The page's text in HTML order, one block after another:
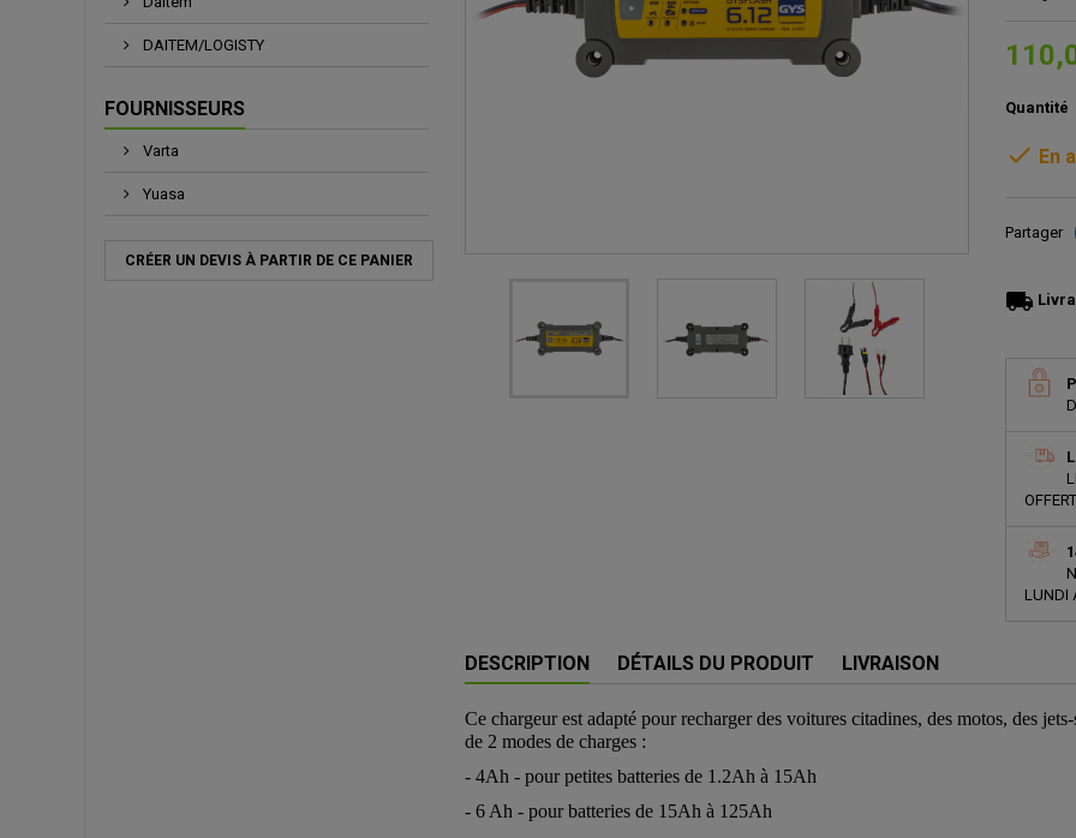
DAITEM/LOGISTY
FOURNISSEURS
Varta
Yuasa
CRÉER UN DEVIS À PARTIR DE CE PANIER
Quantité
 En
Partager
local_shipping
LUNDI
DESCRIPTION DÉTAILS DU PRODUIT LIVRAISON
Ce chargeur est adapté pour recharger des voitures citadines, des motos, des
de 2 modes de charges :
- 4Ah - pour petites batteries de 1.2Ah à 15Ah
- 6 Ah - pour batteries de 15Ah à 125Ah